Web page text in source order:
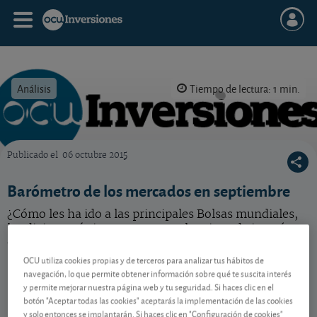
Análisis Tiempo de lectura: 1 min.
Publicado el 06 octubre 2015
Barómetro de los mercados en septiembre
¿Cómo les ha ido a las principales Bolsas mundiales,
las divisas más importantes o a los tipos de interés en
Contenido reservado a SOCIOS
OCU utiliza cookies propias y de terceros para analizar tus hábitos de
navegación, lo que permite obtener información sobre qué te suscita interés
y permite mejorar nuestra página web y tu seguridad. Si haces clic en el
botón "Aceptar todas las cookies" aceptarás la implementación de las cookies
y solo entonces se implantarán. Si haces clic en "Configuración de cookies"